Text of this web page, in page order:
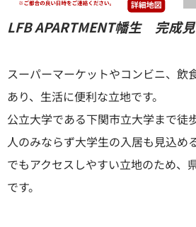
LFB APARTMENT幡生 完成
スーパーマーケットやコンビニ、飲
あり、生活に便利な立地です。
公立大学である下関市立大学まで徒
人のみならず大学生の入居も見込め
でもアクセスしやすい立地のため、
です。